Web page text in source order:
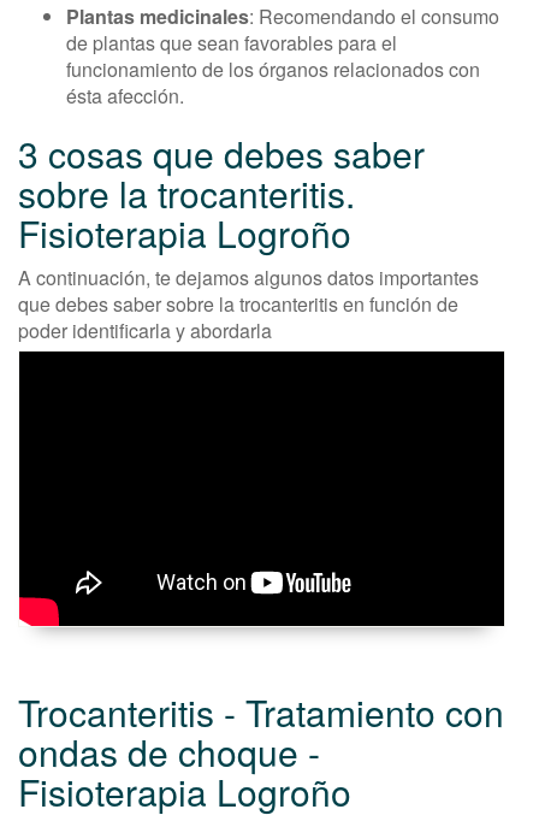
Plantas medicinales: Recomendando el consumo
de plantas que sean favorables para el
funcionamiento de los órganos relacionados con
ésta afección.
3 cosas que debes saber
sobre la trocanteritis.
Fisioterapia Logroño
A continuación, te dejamos algunos datos importantes
que debes saber sobre la trocanteritis en función de
poder identificarla y abordarla
Trocanteritis - Tratamiento con
ondas de choque -
Fisioterapia Logroño